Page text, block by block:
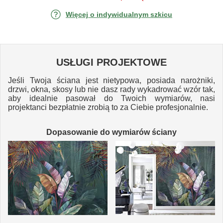
Więcej o indywidualnym szkicu
USŁUGI PROJEKTOWE
Jeśli Twoja ściana jest nietypowa, posiada narożniki,
drzwi, okna, skosy lub nie dasz rady wykadrować wzór tak,
aby idealnie pasował do Twoich wymiarów, nasi
projektanci bezpłatnie zrobią to za Ciebie profesjonalnie.
Dopasowanie do wymiarów ściany